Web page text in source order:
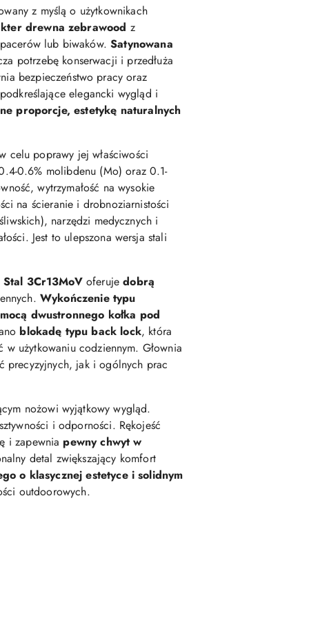
z myślą o użytkownikach
drewna zebrawood z
lub biwaków. Satynowana
potrzebę konserwacji i przedłuża
bezpieczeństwo pracy oraz
elegancki wygląd i
proporcje, estetykę naturalnych
celu poprawy jej właściwości
0.6% molibdenu (Mo) oraz 0.1-
wytrzymałość na wysokie
na ścieranie i drobnoziarnistości
narzędzi medycznych i
Jest to ulepszona wersja stali
Stal 3Cr13MoVoferujedobrą
Wykończenie typu
dwustronnego kołka pod
blokadę typu back lock, która
użytkowaniu codziennym. Głownia
precyzyjnych, jak i ogólnych prac
nożowi wyjątkowy wygląd.
i odporności. Rękojeść
i zapewnia pewny chwyt w
detal zwiększający komfort
o klasycznej estetyce i solidnym
outdoorowych.